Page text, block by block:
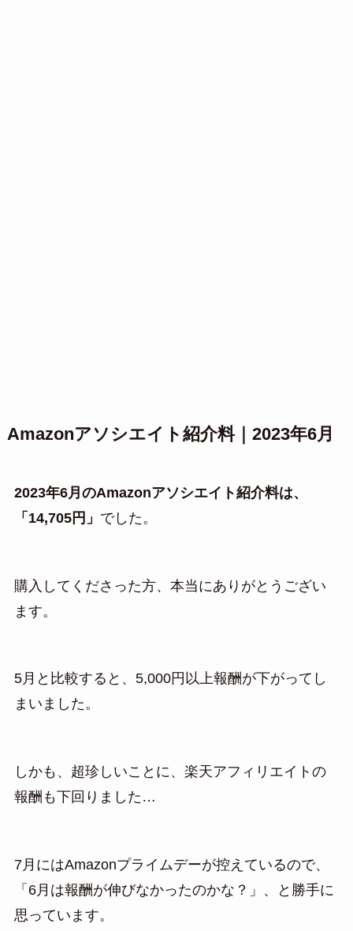
Amazonアソシエイト紹介料｜2023年6月
2023年6月のAmazonアソシエイト紹介料は、
「14,705円」 でした。
購入してくださった方、本当にありがとうござい
ます。
5月と比較すると、5,000円以上報酬が下がってし
まいました。
しかも、超珍しいことに、楽天アフィリエイトの
報酬も下回りました…
7月にはAmazonプライムデーが控えているので、
「6月は報酬が伸びなかったのかな？」、と勝手に
思っています。